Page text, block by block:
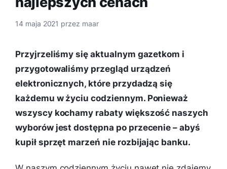
14 maja 2021 przez maar
Przyjrzeliśmy się aktualnym gazetkom i
przygotowaliśmy przegląd urządzeń
elektronicznych, które przydadzą się
każdemu w życiu codziennym. Ponieważ
wszyscy kochamy rabaty większość naszych
wyborów jest dostępna po przecenie – abyś
kupił sprzęt marzeń nie rozbijając banku.